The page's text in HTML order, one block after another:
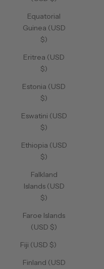
Equatorial
Guinea (USD
$)
Eritrea (USD
$)
Estonia (USD
$)
Eswatini (USD
$)
Ethiopia (USD
$)
Falkland
Islands (USD
$)
Faroe Islands
(USD $)
Fiji (USD $)
Finland (USD